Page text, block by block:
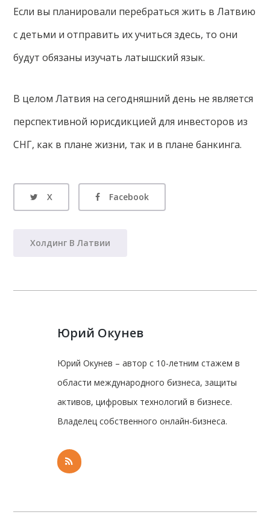
Если вы планировали перебраться жить в Латвию
с детьми и отправить их учиться здесь, то они
будут обязаны изучать латышский язык.
В целом Латвия на сегодняшний день не является
перспективной юрисдикцией для инвесторов из
СНГ, как в плане жизни, так и в плане банкинга.
X Facebook
Холдинг В Латвии
Юрий Окунев
Юрий Окунев – автор с 10-летним стажем в
области международного бизнеса, защиты
активов, цифровых технологий в бизнесе.
Владелец собственного онлайн-бизнеса.